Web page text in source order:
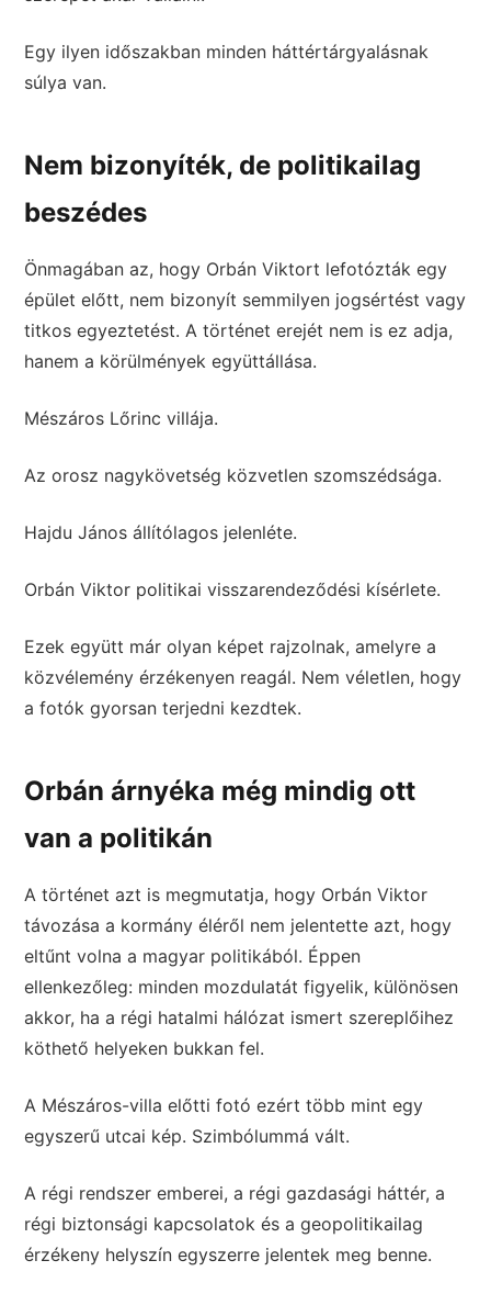
Egy ilyen időszakban minden háttértárgyalásnak
súlya van.
Nem bizonyíték, de politikailag
beszédes
Önmagában az, hogy Orbán Viktort lefotózták egy
épület előtt, nem bizonyít semmilyen jogsértést vagy
titkos egyeztetést. A történet erejét nem is ez adja,
hanem a körülmények együttállása.
Mészáros Lőrinc villája.
Az orosz nagykövetség közvetlen szomszédsága.
Hajdu János állítólagos jelenléte.
Orbán Viktor politikai visszarendeződési kísérlete.
Ezek együtt már olyan képet rajzolnak, amelyre a
közvélemény érzékenyen reagál. Nem véletlen, hogy
a fotók gyorsan terjedni kezdtek.
Orbán árnyéka még mindig ott
van a politikán
A történet azt is megmutatja, hogy Orbán Viktor
távozása a kormány éléről nem jelentette azt, hogy
eltűnt volna a magyar politikából. Éppen
ellenkezőleg: minden mozdulatát figyelik, különösen
akkor, ha a régi hatalmi hálózat ismert szereplőihez
köthető helyeken bukkan fel.
A Mészáros-villa előtti fotó ezért több mint egy
egyszerű utcai kép. Szimbólummá vált.
A régi rendszer emberei, a régi gazdasági háttér, a
régi biztonsági kapcsolatok és a geopolitikailag
érzékeny helyszín egyszerre jelentek meg benne.